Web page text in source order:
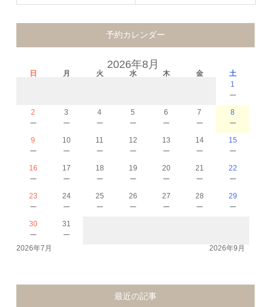
予約カレンダー
2026年8月
日 月 火 水 木 金
土
1
－
2
－
3
－
4
－
5
－
6
－
7
－
8
－
9
－
10
－
11
－
12
－
13
－
14
－
15
－
16
－
17
－
18
－
19
－
20
－
21
－
22
－
23
－
24
－
25
－
26
－
27
－
28
－
29
－
30
－
31
－
2026年7月 2026年9月
最近の記事